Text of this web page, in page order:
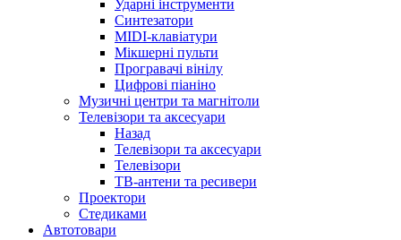
Ударні інструменти
Синтезатори
MIDI-клавіатури
Мікшерні пульти
Програвачі вінілу
Цифрові піаніно
Музичні центри та магнітоли
Телевізори та аксесуари
Назад
Телевізори та аксесуари
Телевізори
ТВ-антени та ресивери
Проектори
Стедиками
Автотовари